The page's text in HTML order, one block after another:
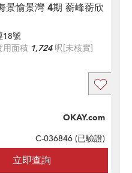
景愉景灣 4期 蘅峰蘅欣
18號
用面積 1,724呎[未核實]
立即查詢
OKAY.com
C-036846 (已驗證)